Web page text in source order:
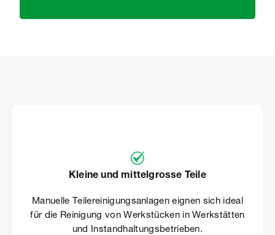
Kleine und mittelgrosse Teile
Manuelle Teilereinigungsanlagen eignen sich ideal
für die Reinigung von Werkstücken in Werkstätten
und Instandhaltungsbetrieben.